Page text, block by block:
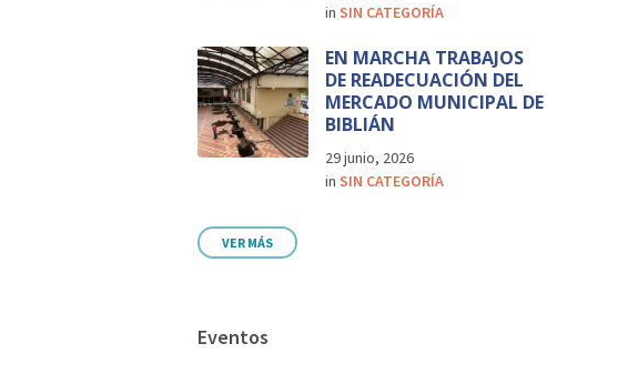
inSIN CATEGORÍA
EN MARCHA TRABAJOS
DE READECUACIÓN DEL
MERCADO MUNICIPAL DE
BIBLIÁN
29 junio, 2026
inSIN CATEGORÍA
VER MÁS
Eventos